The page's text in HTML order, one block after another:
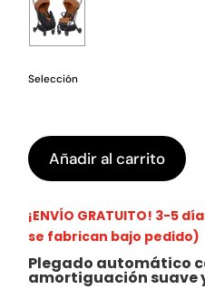
Selección
Añadir al carrito
¡ENVÍO GRATUITO! 3-5
se fabrican bajo pedido)
Plegado automático
amortiguación suave